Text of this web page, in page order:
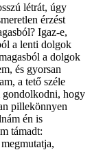
létrát, úgy
érzést
Igaz-e,
a lenti dolgok
a dolgok
és gyorsan
a tető széle
gondolkodni, hogy
pillekönnyen
én is
támadt: